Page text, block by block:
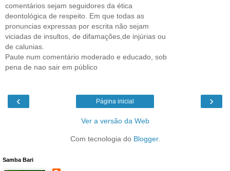
comentários sejam seguidores da ética
deontológica de respeito. Em que todas as
pronuncias expressas por escrita não sejam
viciadas de insultos, de difamações,de injúrias ou
de calunias.
Paute num comentário moderado e educado, sob
pena de nao sair em público
‹ ›
Página inicial
Ver a versão da Web
Com tecnologia do Blogger.
Samba Bari